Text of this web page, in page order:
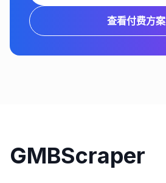
查看付费方案
GMBScraper